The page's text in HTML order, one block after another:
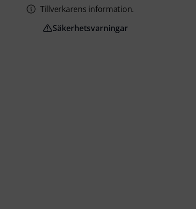
Tillverkarens information.
Säkerhetsvarningar